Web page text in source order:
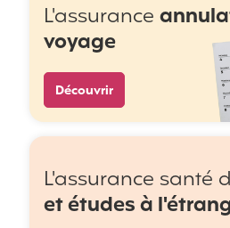
L'assurance
voyage
Découvrir
L'assurance santé
et études à